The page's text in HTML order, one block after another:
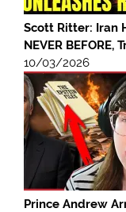
Scott Ritter: Iran
NEVER BEFORE,
10/03/2026
Prince Andrew